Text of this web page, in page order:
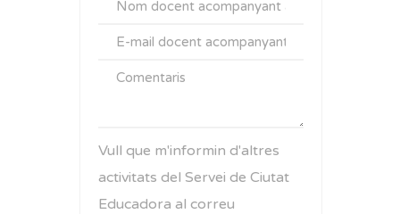
Vull que m'informin d'altres
activitats del Servei de Ciutat
Educadora al correu